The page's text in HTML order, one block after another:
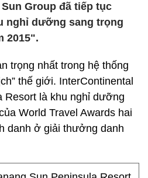
Group đã tiếp tục
nghỉ dưỡng sang trọng
2015".
trọng nhất trong hệ thống
thế giới. InterContinental
Resort là khu nghỉ dưỡng
World Travel Awards hai
danh ở giải thưởng danh